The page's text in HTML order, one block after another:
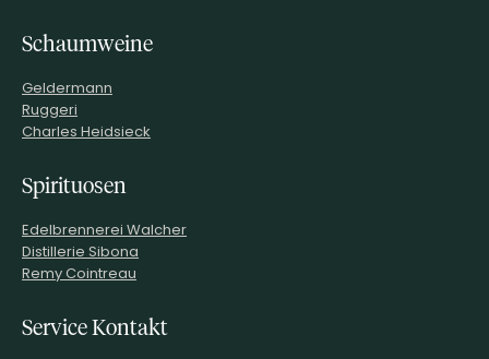
Schaumweine
Geldermann
Ruggeri
Charles Heidsieck
Spirituosen
Edelbrennerei Walcher
Distillerie Sibona
Remy Cointreau
Service Kontakt